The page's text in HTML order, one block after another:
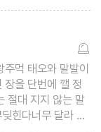
먹 태오와 말발이
을 단번에 깰 정
절대 지지 않는 말
힌다너무 달라 서